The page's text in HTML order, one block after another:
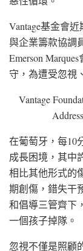
Vantage基金會
與企業籌款協調
Emerson
守，為遭受忽視
Vantage
在葡萄牙，每10
成長困境，其中
相比其他形式的
期創傷，錯失干
和倡導三管齊下
一個孩子掉隊。
忽視不僅是照顧